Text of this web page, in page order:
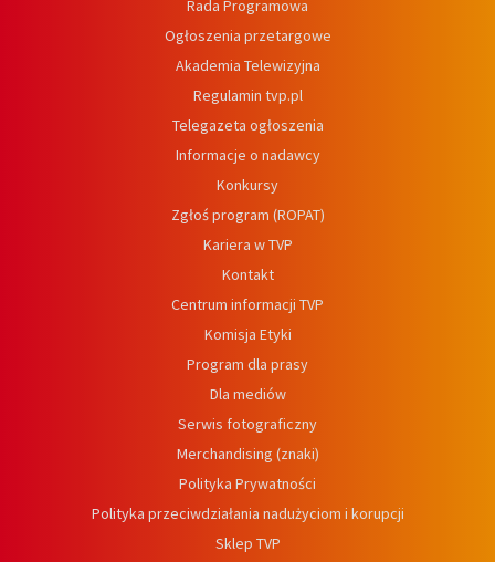
Rada Programowa
Ogłoszenia przetargowe
Akademia Telewizyjna
Regulamin tvp.pl
Telegazeta ogłoszenia
Informacje o nadawcy
Konkursy
Zgłoś program (ROPAT)
Kariera w TVP
Kontakt
Centrum informacji TVP
Komisja Etyki
Program dla prasy
Dla mediów
Serwis fotograficzny
Merchandising (znaki)
Polityka Prywatności
Polityka przeciwdziałania nadużyciom i korupcji
Sklep TVP